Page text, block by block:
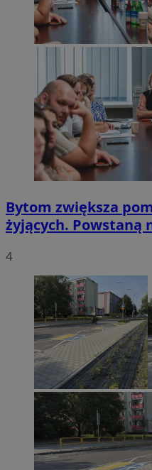
Bytom zwiększa
żyjących. Powstaną
4